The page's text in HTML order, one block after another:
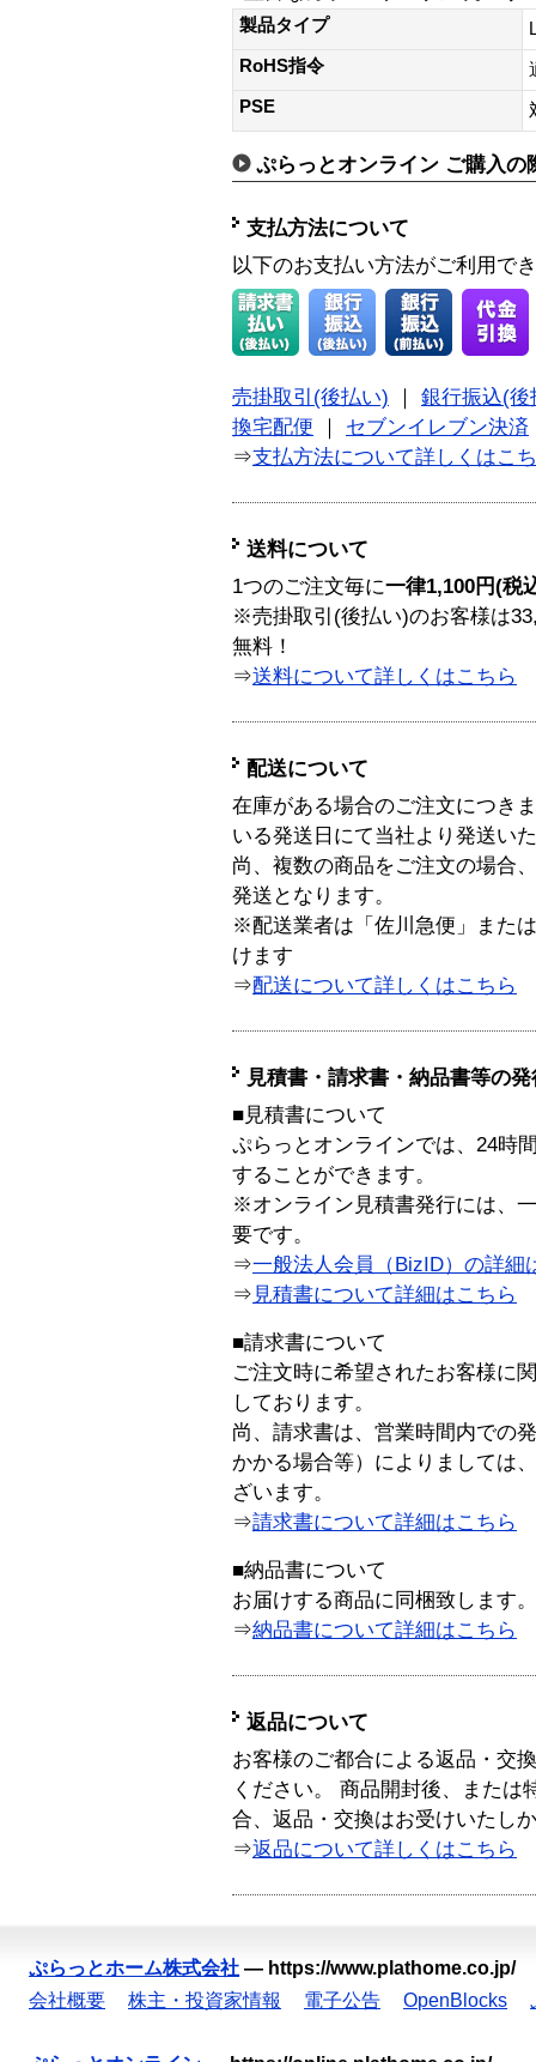
製品タイプ
RoHS指令
PSE
ぷらっとオンライン ご購入の
支払方法について
以下のお支払い方法がご利用で
売掛取引(後払い)
銀行振込(後
換宅配便
セブンイレブン決済
⇒支払方法について詳しくはこ
送料について
1つのご注文毎に一律1,100円(税
※売掛取引(後払い)のお客様は
無料！
⇒送料について詳しくはこちら
配送について
在庫がある場合のご注文につき
いる発送日にて当社より発送い
尚、複数の商品をご注文の場合
発送となります。
※配送業者は「佐川急便」また
けます
⇒配送について詳しくはこちら
見積書・請求書・納品書等の
■見積書について
ぷらっとオンラインでは、24時
することができます。
※オンライン見積書発行には、
要です。
⇒一般法人会員（BizID）の詳細
⇒ 見積書について詳細はこちら
■請求書について
ご注文時に希望されたお客様に
しております。
尚、請求書は、営業時間内での
かかる場合等）によりましては
ざいます。
⇒請求書について詳細はこちら
■納品書について
お届けする商品に同梱致します。
⇒納品書について詳細はこちら
返品について
お客様のご都合による返品・交
ください。 商品開封後、または
合、返品・交換はお受けいたし
⇒返品について詳しくはこちら
ぷらっとホーム株式会社 — https://www.plathome.co.jp/
会社概要
株主・投資家情報 電子公告 OpenBlocks